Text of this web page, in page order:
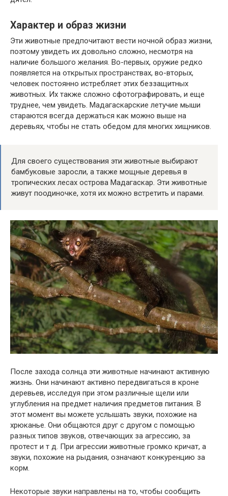
Характер и образ жизни
Эти животные предпочитают вести ночной образ жизни,
поэтому увидеть их довольно сложно, несмотря на
наличие большого желания. Во-первых, оружие редко
появляется на открытых пространствах, во-вторых,
человек постоянно истребляет этих беззащитных
животных. Их также сложно сфотографировать, и еще
труднее, чем увидеть. Мадагаскарские летучие мыши
стараются всегда держаться как можно выше на
деревьях, чтобы не стать обедом для многих хищников.
Для своего существования эти животные выбирают
бамбуковые заросли, а также мощные деревья в
тропических лесах острова Мадагаскар. Эти животные
живут поодиночке, хотя их можно встретить и парами.
После захода солнца эти животные начинают активную
жизнь. Они начинают активно передвигаться в кроне
деревьев, исследуя при этом различные щели или
углубления на предмет наличия предметов питания. В
этот момент вы можете услышать звуки, похожие на
хрюканье. Они общаются друг с другом с помощью
разных типов звуков, отвечающих за агрессию, за
протест и т д. При агрессии животные громко кричат, а
звуки, похожие на рыдания, означают конкуренцию за
корм.
Некоторые звуки направлены на то, чтобы сообщить